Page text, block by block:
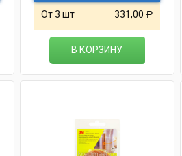
От 3 шт 331,00 Р
В КОРЗИНУ